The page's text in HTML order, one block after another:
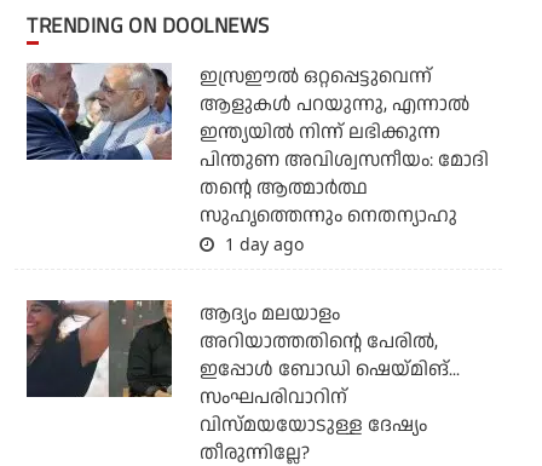
TRENDING ON DOOLNEWS
ഇസ്രഈല്‍ ഒറ്റപ്പെട്ടുവെന്ന്
ആളുകള്‍ പറയുന്നു, എന്നാല്‍
ഇന്ത്യയില്‍ നിന്ന് ലഭിക്കുന്ന
പിന്തുണ അവിശ്വസനീയം: മോദി
തന്റെ ആത്മാര്‍ത്ഥ
സുഹൃത്തെന്നും നെതന്യാഹു
1 day ago
ആദ്യം മലയാളം
അറിയാത്തതിന്റെ പേരില്‍,
ഇപ്പോള്‍ ബോഡി ഷെയ്മിങ്...
സംഘപരിവാറിന്
വിസ്മയയോടുള്ള ദേഷ്യം
തീരുന്നില്ലേ?